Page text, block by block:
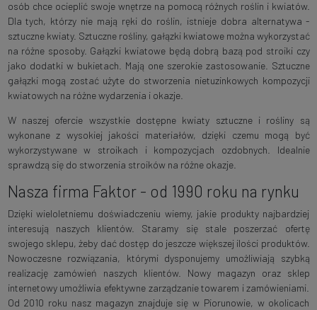
osób chce ocieplić swoje wnętrze na pomocą różnych roślin i kwiatów.
Dla tych, którzy nie mają ręki do roślin, istnieje dobra alternatywa -
sztuczne kwiaty. Sztuczne rośliny, gałązki kwiatowe można wykorzystać
na różne sposoby. Gałązki kwiatowe będą dobrą bazą pod stroiki czy
jako dodatki w bukietach. Mają one szerokie zastosowanie. Sztuczne
gałązki mogą zostać użyte do stworzenia nietuzinkowych kompozycji
kwiatowych na różne wydarzenia i okazje.
W naszej ofercie wszystkie dostępne kwiaty sztuczne i rośliny są
wykonane z wysokiej jakości materiałów, dzięki czemu mogą być
wykorzystywane w stroikach i kompozycjach ozdobnych. Idealnie
sprawdzą się do stworzenia stroików na różne okazje.
Nasza firma Faktor - od 1990 roku na rynku
Dzięki wieloletniemu doświadczeniu wiemy, jakie produkty najbardziej
interesują naszych klientów. Staramy się stale poszerzać ofertę
swojego sklepu, żeby dać dostęp do jeszcze większej ilości produktów.
Nowoczesne rozwiązania, którymi dysponujemy umożliwiają szybką
realizację zamówień naszych klientów. Nowy magazyn oraz sklep
internetowy umożliwia efektywne zarządzanie towarem i zamówieniami.
Od 2010 roku nasz magazyn znajduje się w Piorunowie, w okolicach